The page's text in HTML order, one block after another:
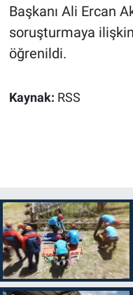
Başkanı Ali Ercan
soruşturmaya
öğrenildi.
Kaynak: RSS